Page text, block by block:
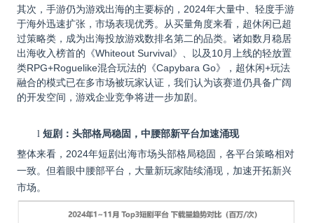
其次，手游仍为游戏出海的主要标的，2024年大量中、轻度手游
于海外迅速扩张，市场表现优秀。从买量角度来看，超休闲已超
过策略类，成为出海投放游戏数排名第二的品类。诸如数月稳居
出海收入榜首的《Whiteout Survival》、以及10月上线的轻放置
类RPG+Roguelike混合玩法的《Capybara Go》，超休闲+玩法
融合的模式已在多市场被玩家认证，我们认为该赛道仍具备广阔
的开发空间，游戏企业竞争将进一步加剧。
l 短剧：头部格局稳固，中腰部新平台加速涌现
整体来看，2024年短剧出海市场头部格局稳固，各平台策略相对
一致。但着眼中腰部平台，大量新玩家陆续涌现，加速开拓新兴
市场。